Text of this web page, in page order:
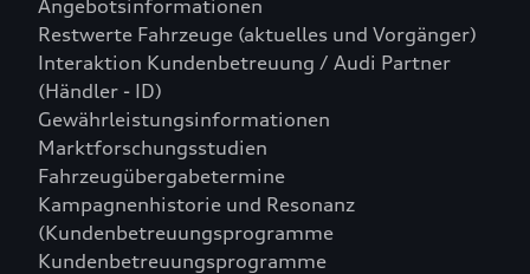
Angebotsinformationen
Restwerte Fahrzeuge (aktuelles und Vorgänger)
Interaktion Kundenbetreuung / Audi Partner
(Händler - ID)
Gewährleistungsinformationen
Marktforschungsstudien
Fahrzeugübergabetermine
Kampagnenhistorie und Resonanz
(Kundenbetreuungsprogramme
Kundenbetreuungsprogramme